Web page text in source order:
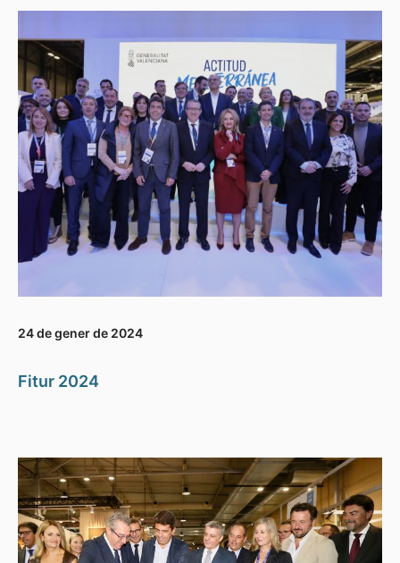
24 de gener de 2024
Fitur 2024